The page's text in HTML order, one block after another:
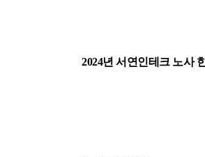
2024년 서연인테크 노사